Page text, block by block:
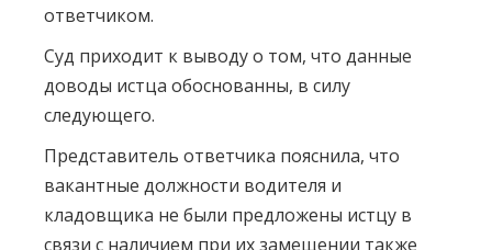
ответчиком.
Суд приходит к выводу о том, что данные
доводы истца обоснованны, в силу
следующего.
Представитель ответчика пояснила, что
вакантные должности водителя и
кладовщика не были предложены истцу в
связи с наличием при их замещении также